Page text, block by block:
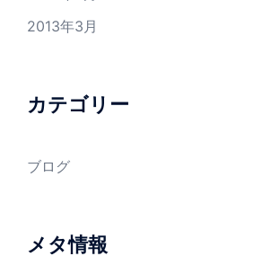
2013年3月
カテゴリー
ブログ
メタ情報